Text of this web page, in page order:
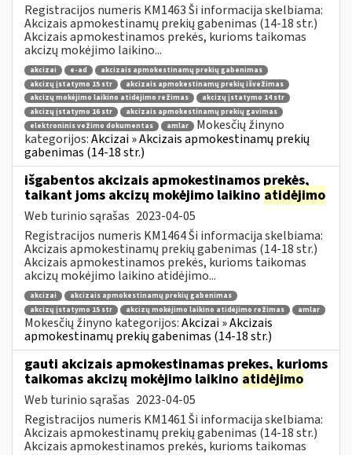
Registracijos numeris KM1463 Ši informacija skelbiama:
Akcizais apmokestinamų prekių gabenimas (14-18 str.)
Akcizais apmokestinamos prekės, kurioms taikomas
akcizų mokėjimo laikino...
akcizai e-ad
akcizais apmokestinamų prekių gabenimas
akcizų įstatymo 15 str
akcizais apmokestinamų prekių išvežimas
akcizų mokėjimo laikino atidėjimo režimas
akcizų įstatymo 14 str
akcizų įstatymo 16 str
akcizais apmokestinamų prekių gavimas
elektroninis vežimo dokumentas
amlar
Mokesčių žinyno
kategorijos:Akcizai » Akcizais apmokestinamų prekių
gabenimas (14-18 str.)
išgabentos akcizais apmokestinamos prekės,
taikant joms akcizų mokėjimo laikino atidėjimo
Web turinio sąrašas 2023-04-05
Registracijos numeris KM1464 Ši informacija skelbiama:
Akcizais apmokestinamų prekių gabenimas (14-18 str.)
Akcizais apmokestinamos prekės, kurioms taikomas
akcizų mokėjimo laikino atidėjimo...
akcizai
akcizais apmokestinamų prekių gabenimas
akcizų įstatymo 15 str
akcizų mokėjimo laikino atidėjimo režimas amlar
Mokesčių žinyno kategorijos:Akcizai » Akcizais
apmokestinamų prekių gabenimas (14-18 str.)
gauti akcizais apmokestinamas prekes, kurioms
taikomas akcizų mokėjimo laikino atidėjimo
Web turinio sąrašas 2023-04-05
Registracijos numeris KM1461 Ši informacija skelbiama:
Akcizais apmokestinamų prekių gabenimas (14-18 str.)
Akcizais apmokestinamos prekės, kurioms taikomas